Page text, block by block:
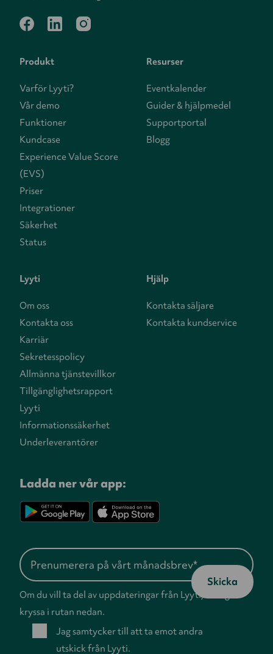
facebooklinkedininstagram
Produkt
Varför Lyyti?
Vår demo
Funktioner
Kundcase
Experience Value Score
(EVS)
Priser
Integrationer
Säkerhet
Status
Resurser
Eventkalender
Guider & hjälpmedel
Supportportal
Blogg
Lyyti
Om oss
Kontakta oss
Karriär
Sekretesspolicy
Allmänna tjänstevillkor
Tillgänglighetsrapport
Lyyti
Informationssäkerhet
Underleverantörer
Hjälp
Kontakta säljare
Kontakta kundservice
Om du vill ta del av uppdateringar från Lyyti, vänligen
kryssa i rutan nedan.
Jag samtycker till att ta emot andra
utskick från Lyyti.
Ladda ner vår app: